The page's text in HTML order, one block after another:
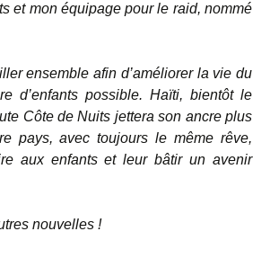
et mon équipage pour le raid, nommé
ensemble afin d’améliorer la vie du
d’enfants possible. Haïti, bientôt le
Côte de Nuits jettera son ancre plus
pays, avec toujours le même rêve,
aux enfants et leur bâtir un avenir
nouvelles !